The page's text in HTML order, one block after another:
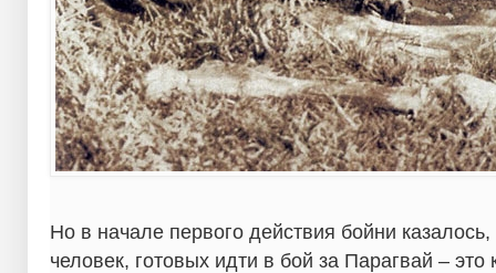
Но в начале первого действия бойни
человек, готовых идти в бой за Парагвай – это